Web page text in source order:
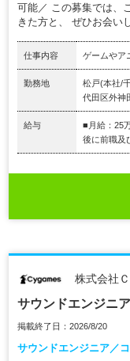
可能／ この募集では、
きた方と、 ぜひお会い
仕事内容 ゲームやア
勤務地
松戸(本社/
代田区外神
給与
■月給：25
後に前職及
株式会社
サウンドエンジニ
掲載終了日：2026/8/20
サウンドエンジニア／